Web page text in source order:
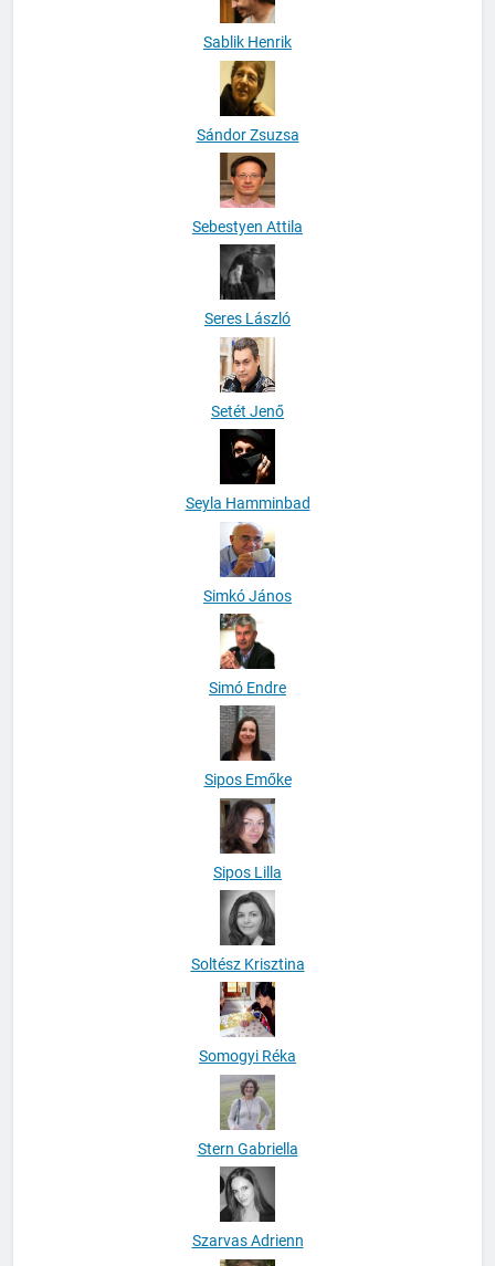
Sablik Henrik
Sándor Zsuzsa
Sebestyen Attila
Seres László
Setét Jenő
Seyla Hamminbad
Simkó János
Simó Endre
Sipos Emőke
Sipos Lilla
Soltész Krisztina
Somogyi Réka
Stern Gabriella
Szarvas Adrienn